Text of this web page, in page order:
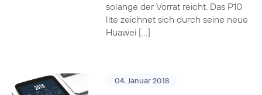
solange der Vorrat reicht. Das P10
lite zeichnet sich durch seine neue
Huawei […]
04. Januar 2018